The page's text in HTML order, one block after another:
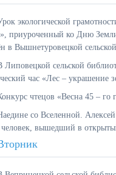
экологической
приуроченный ко Дню
в Вышнетуровецкой
Липовецкой сельской
час «Лес – украшение
чтецов «Весна 45 – го
со Вселенной.
вышедший в